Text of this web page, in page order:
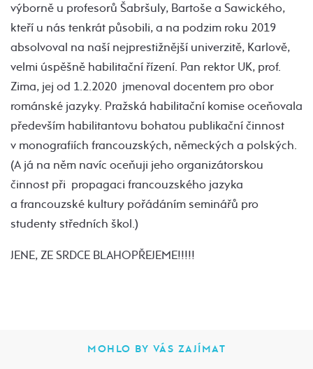
výborně u profesorů Šabršuly, Bartoše a Sawického,
kteří u nás tenkrát působili, a na podzim roku 2019
absolvoval na naší nejprestižnější univerzitě, Karlově,
velmi úspěšně habilitační řízení. Pan rektor UK, prof.
Zima, jej od 1.2.2020 jmenoval docentem pro obor
románské jazyky. Pražská habilitační komise oceňovala
především habilitantovu bohatou publikační činnost
v monografiích francouzských, německých a polských.
(A já na něm navíc oceňuji jeho organizátorskou
činnost při propagaci francouzského jazyka
a francouzské kultury pořádáním seminářů pro
studenty středních škol.)
JENE, ZE SRDCE BLAHOPŘEJEME!!!!!
MOHLO BY VÁS ZAJÍMAT